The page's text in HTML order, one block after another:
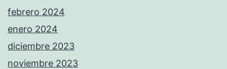
febrero 2024
enero 2024
diciembre 2023
noviembre 2023